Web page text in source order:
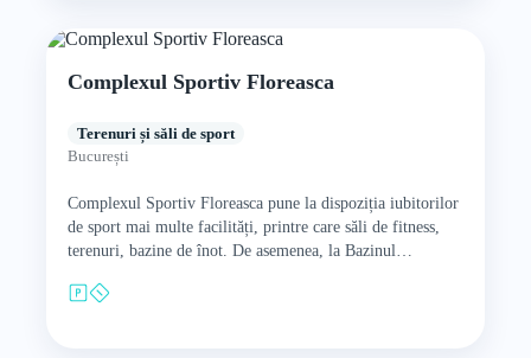
Complexul Sportiv Floreasca
Terenuri și săli de sport
București
Complexul Sportiv Floreasca pune la dispoziția iubitorilor
de sport mai multe facilități, printre care săli de fitness,
terenuri, bazine de înot. De asemenea, la Bazinul